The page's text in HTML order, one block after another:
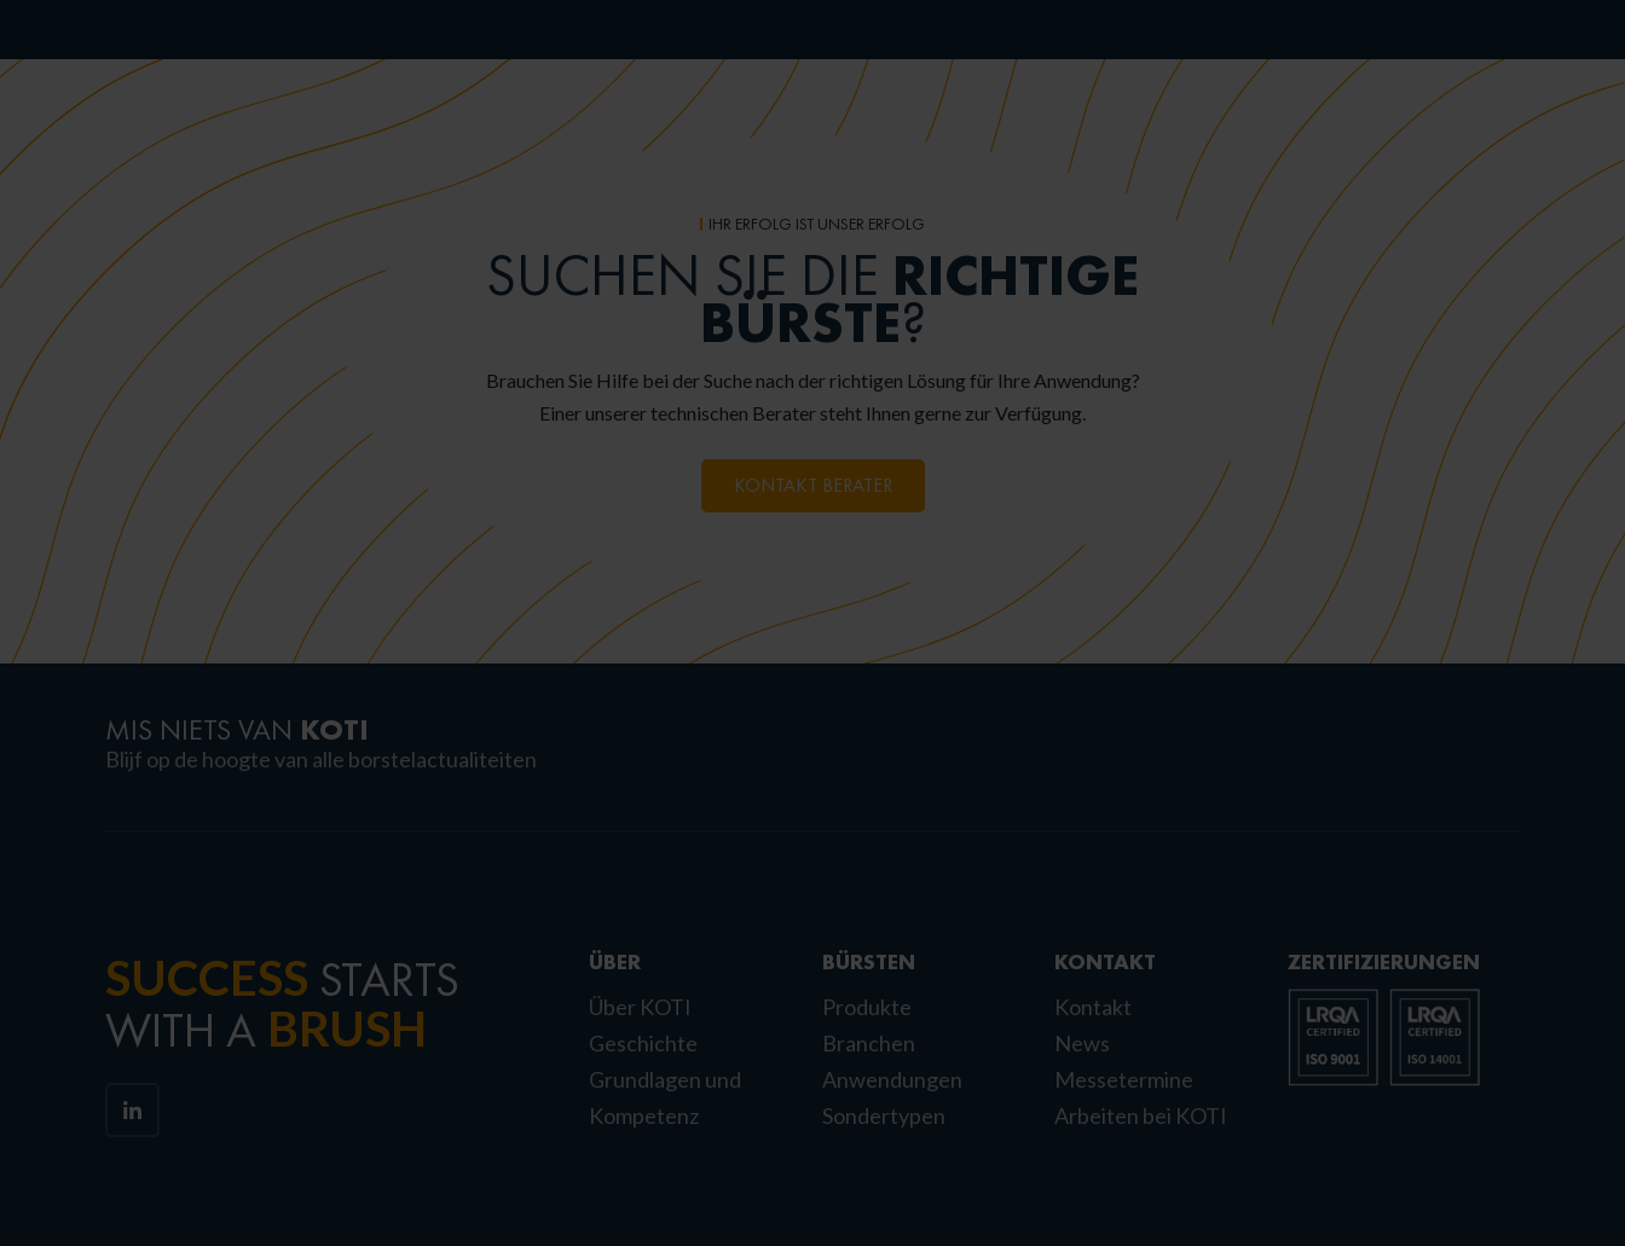
IHR ERFOLG IST UNSER ERFOLG
SUCHEN SIE DIE RICHTIGE
BÜRSTE?
Brauchen Sie Hilfe bei der Suche nach der richtigen Lösung für Ihre Anwendung?
Einer unserer technischen Berater steht Ihnen gerne zur Verfügung.
KONTAKT BERATER
MIS NIETS VAN KOTI
Blijf op de hoogte van alle borstelactualiteiten
SUCCESS STARTS
WITH A BRUSH
ÜBER
Über KOTI
Geschichte
Grundlagen und
Kompetenz
BÜRSTEN
Produkte
Branchen
Anwendungen
Sondertypen
KONTAKT
Kontakt
News
Messetermine
Arbeiten bei KOTI
ZERTIFIZIERUNGEN